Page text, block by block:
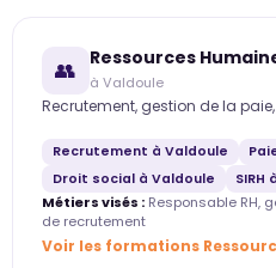
👥 Ressources
à Valdoule
Recrutement, gestion de la
Recrutement à Valdoule
Droit social à Valdoule
SIRH
Métiers visés : Responsable RH,
de recrutement
Voir les formations